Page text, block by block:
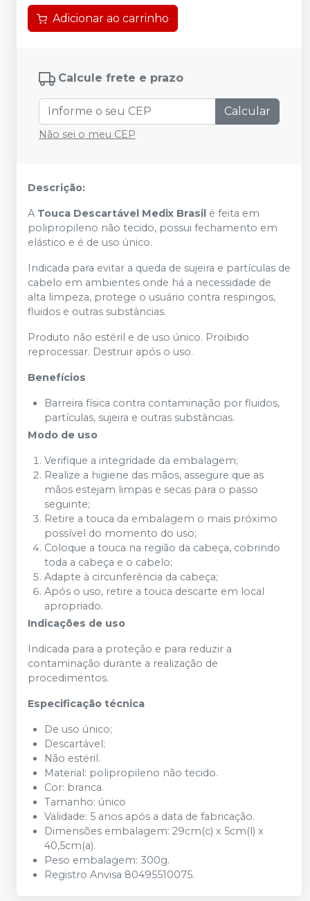
Adicionar ao carrinho
Calcule frete e prazo
Calcular
Não sei o meu CEP
Descrição:
A Touca Descartável Medix Brasil é feita em
polipropileno não tecido, possui fechamento em
elástico e é de uso único.
Indicada para evitar a queda de sujeira e partículas de
cabelo em ambientes onde há a necessidade de
alta limpeza, protege o usuário contra respingos,
fluidos e outras substâncias.
Produto não estéril e de uso único. Proibido
reprocessar. Destruir após o uso.
Benefícios
Barreira física contra contaminação por fluidos,
partículas, sujeira e outras substâncias.
Modo de uso
Verifique a integridade da embalagem;
Realize a higiene das mãos, assegure que as
mãos estejam limpas e secas para o passo
seguinte;
Retire a touca da embalagem o mais próximo
possível do momento do uso;
Coloque a touca na região da cabeça, cobrindo
toda a cabeça e o cabelo;
Adapte à circunferência da cabeça;
Após o uso, retire a touca descarte em local
apropriado.
Indicações de uso
Indicada para a proteção e para reduzir a
contaminação durante a realização de
procedimentos.
Especificação técnica
De uso único;
Descartável;
Não estéril.
Material: polipropileno não tecido.
Cor: branca.
Tamanho: único
Validade: 5 anos após a data de fabricação.
Dimensões embalagem: 29cm(c) x 5cm(l) x
40,5cm(a).
Peso embalagem: 300g.
Registro Anvisa 80495510075.